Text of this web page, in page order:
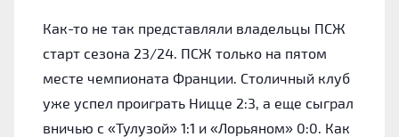
Как-то не так представляли владельцы ПСЖ
старт сезона 23/24. ПСЖ только на пятом
месте чемпионата Франции. Столичный клуб
уже успел проиграть Ницце 2:3, а еще сыграл
вничью с «Тулузой» 1:1 и «Лорьяном» 0:0. Как